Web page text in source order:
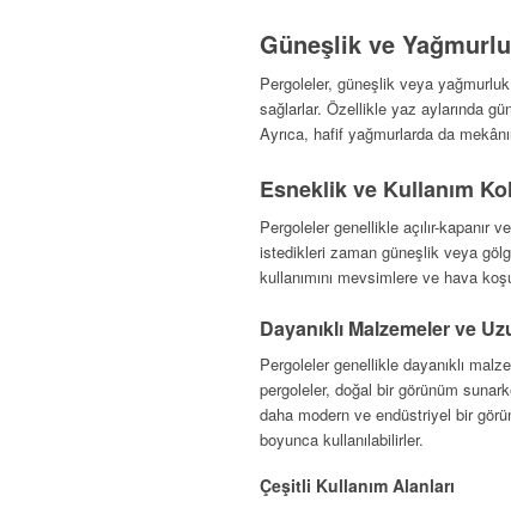
Güneşlik ve
Pergoleler, güneşlik veya
sağlarlar. Özellikle yaz aylarında
Ayrıca, hafif yağmurlarda da
Esneklik ve Kullanım
Pergoleler genellikle açılır-kapanır
istedikleri zaman güneşlik veya
kullanımını mevsimlere ve hava
Dayanıklı Malzemeler ve
Pergoleler genellikle dayanıklı
pergoleler, doğal bir görünüm
daha modern ve endüstriyel bir
boyunca kullanılabilirler.
Çeşitli Kullanım Alanları